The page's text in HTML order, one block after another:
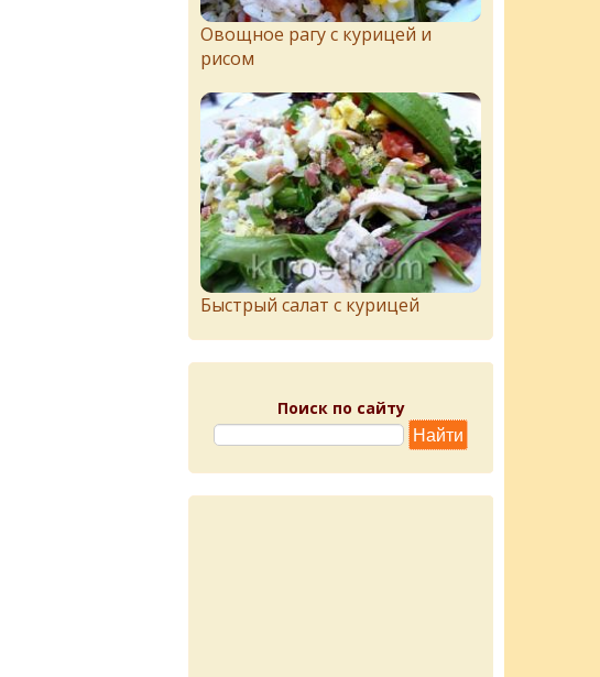
Овощное рагу с курицей и
рисом
Быстрый салат с курицей
Поиск по сайту